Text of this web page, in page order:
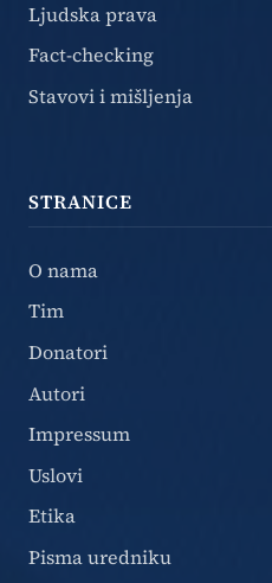
Ljudska prava
Fact-checking
Stavovi i mišljenja
STRANICE
O nama
Tim
Donatori
Autori
Impressum
Uslovi
Etika
Pisma uredniku